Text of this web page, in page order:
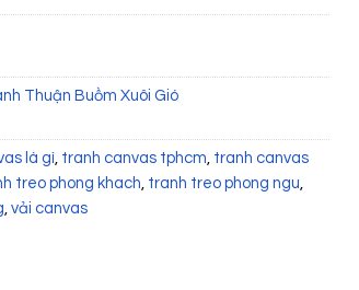
Thuận Buồm Xuôi Gió
là gì tranh canvas tphcm tranh canvas
treo phong khach tranh treo phong ngu
vải canvas